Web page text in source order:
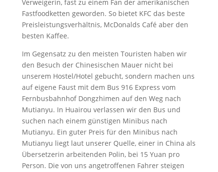
Verweigerin, fast zu einem Fan der amerikanischen
Fastfoodketten geworden. So bietet KFC das beste
Preisleistungsverhältnis, McDonalds Café aber den
besten Kaffee.
Im Gegensatz zu den meisten Touristen haben wir
den Besuch der Chinesischen Mauer nicht bei
unserem Hostel/Hotel gebucht, sondern machen uns
auf eigene Faust mit dem Bus 916 Express vom
Fernbusbahnhof Dongzhimen auf den Weg nach
Mutianyu. In Huairou verlassen wir den Bus und
suchen nach einem günstigen Minibus nach
Mutianyu. Ein guter Preis für den Minibus nach
Mutianyu liegt laut unserer Quelle, einer in China als
Übersetzerin arbeitenden Polin, bei 15 Yuan pro
Person. Die von uns angetroffenen Fahrer steigen